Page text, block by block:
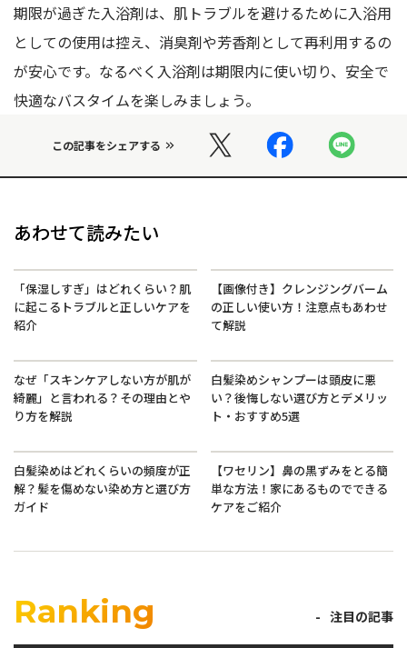
期限が過ぎた入浴剤は、肌トラブルを避けるために入浴用
としての使用は控え、消臭剤や芳香剤として再利用するの
が安心です。なるべく入浴剤は期限内に使い切り、安全で
快適なバスタイムを楽しみましょう。
この記事をシェアする
あわせて読みたい
「保湿しすぎ」はどれくらい？肌
に起こるトラブルと正しいケアを
紹介
【画像付き】クレンジングバーム
の正しい使い方！注意点もあわせ
て解説
なぜ「スキンケアしない方が肌が
綺麗」と言われる？その理由とや
り方を解説
白髪染めシャンプーは頭皮に悪
い？後悔しない選び方とデメリッ
ト・おすすめ5選
白髪染めはどれくらいの頻度が正
解？髪を傷めない染め方と選び方
ガイド
【ワセリン】鼻の黒ずみをとる簡
単な方法！家にあるものでできる
ケアをご紹介
Ranking 注目の記事